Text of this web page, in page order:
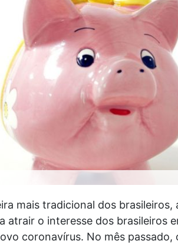
mais tradicional dos brasileiros,
atrair o interesse dos brasileiros
coronavírus. No mês